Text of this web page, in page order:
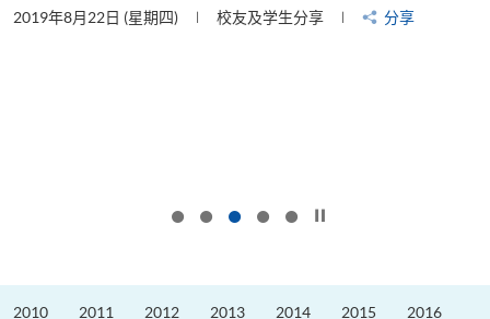
2019年8月22日 (星期四) 校友及学生分享 分享
2010 2011 2012 2013 2014 2015 2016